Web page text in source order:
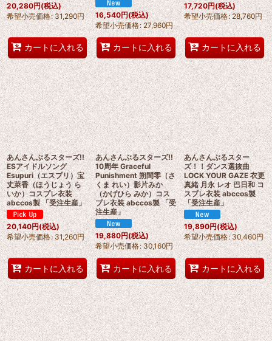
20,280円(税込)
希望小売価格: 31,290円
カートに入れる
16,540円(税込)
希望小売価格: 27,960円
カートに入れる
17,720円(税込)
希望小売価格: 28,760円
カートに入れる
あんさんぶるスターズ!!
ESアイドルソング
Esupuri（エスプリ）宝
丈萊香（ほうじょう ら
いか）コスプレ衣装
abccos製 「受注生産」
20,140円(税込)
希望小売価格: 31,260円
カートに入れる
あんさんぶるスターズ!!
10周年 Graceful
Punishment 朔間零（さ
くま れい）影片みか
（かげひら みか）コス
プレ衣装 abccos製 「受
注生産」
19,880円(税込)
希望小売価格: 30,160円
カートに入れる
あんさんぶるスター
ズ！！ダンス選抜曲
LOCK YOUR GAZE 衣更
真緒 月永 レオ 巴日和 コ
スプレ衣装 abccos製
「受注生産」
19,890円(税込)
希望小売価格: 30,460円
カートに入れる